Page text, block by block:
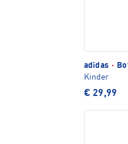
adidas ·
Kinder
€ 29,99